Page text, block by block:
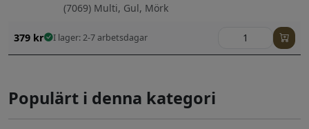
(7069) Multi, Gul, Mörk
379 kr I lager: 2-7 arbetsdagar
Populärt i denna kategori